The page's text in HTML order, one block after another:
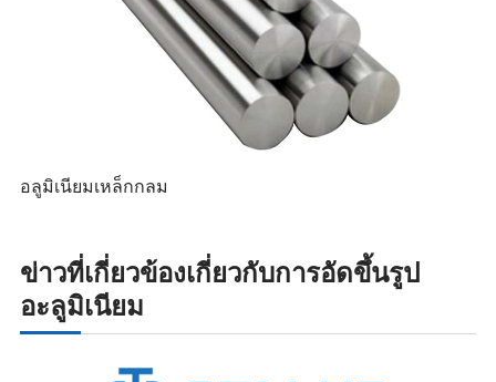
อลูมิเนียมเหล็กกลม
ข่าวที่เกี่ยวข้องเกี่ยวกับการอัดขึ้นรูป
อะลูมิเนียม